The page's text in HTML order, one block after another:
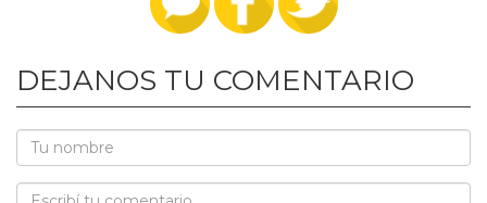
DEJANOS TU COMENTARIO